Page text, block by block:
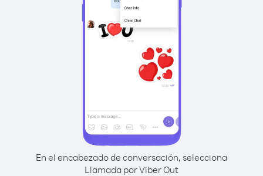
En el encabezado de conversación, selecciona
Llamada por Viber Out